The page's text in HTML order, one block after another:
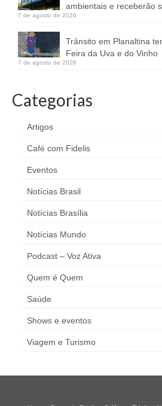
ambientais e receberão
7 de agosto de 2026
Trânsito em Planaltina
Feira da Uva e do Vinho
7 de agosto de 2026
Categorias
Artigos
Café com Fidelis
Eventos
Notícias Brasil
Notícias Brasília
Notícias Mundo
Podcast – Voz Ativa
Quem é Quem
Saúde
Shows e eventos
Viagem e Turismo